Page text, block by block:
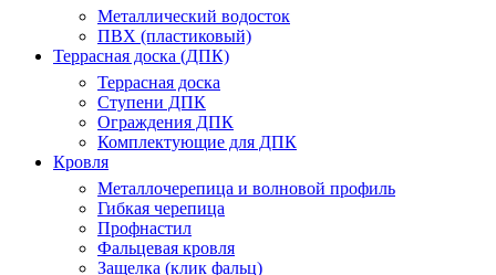
Металлический водосток
ПВХ (пластиковый)
Террасная доска (ДПК)
Террасная доска
Ступени ДПК
Ограждения ДПК
Комплектующие для ДПК
Кровля
Металлочерепица и волновой профиль
Гибкая черепица
Профнастил
Фальцевая кровля
Защелка (клик фальц)